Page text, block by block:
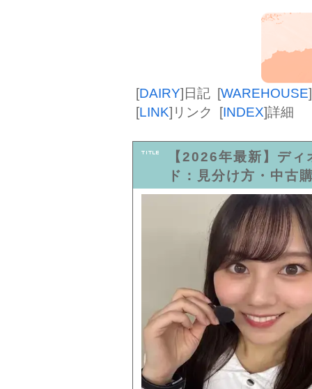
[DAIRY]日記 [WAREHOUSE]
[LINK] リンク [INDEX]詳細
【2026年最新】デ
ド：見分け方・中古